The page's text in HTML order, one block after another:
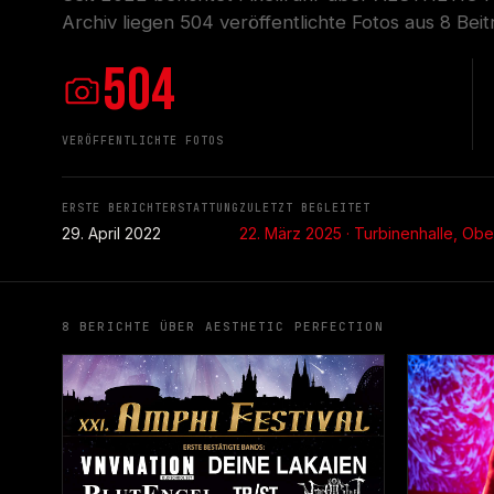
Archiv liegen 504 veröffentlichte Fotos aus 8
504
VERÖFFENTLICHTE FOTOS
ERSTE BERICHTERSTATTUNG
29. April 2022
ZULETZT BEGLEITET
22. März 2025 · Turbinenhalle,
8 BERICHTE ÜBER AESTHETIC PERFECTION